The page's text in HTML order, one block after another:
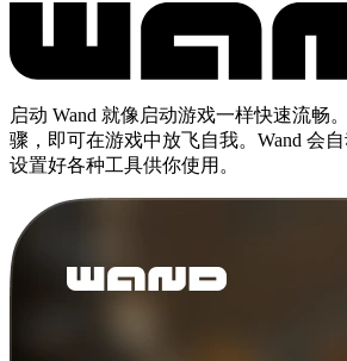
启动 Wand 就像启动游戏一样快速流畅
骤，即可在游戏中放飞自我。Wand 会
设置好各种工具供你使用。